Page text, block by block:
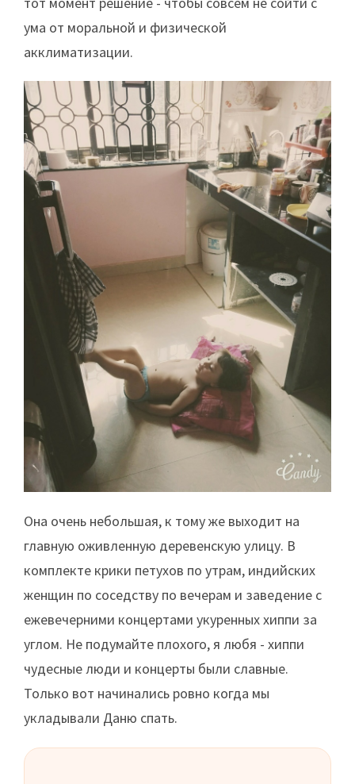
ума от моральной и физической
акклиматизации.
Она очень небольшая, к тому же выходит на
главную оживленную деревенскую улицу. В
комплекте крики петухов по утрам, индийских
женщин по соседству по вечерам и заведение с
ежевечерними концертами укуренных хиппи за
углом. Не подумайте плохого, я любя - хиппи
чудесные люди и концерты были славные.
Только вот начинались ровно когда мы
укладывали Даню спать.